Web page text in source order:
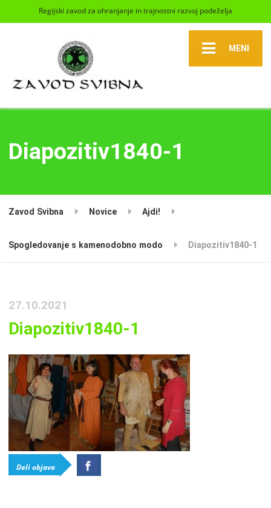
Regijski zavod za ohranjanje in trajnostni razvoj podeželja
MENI
Diapozitiv1840-1
Zavod Svibna Novice Ajdi!
Spogledovanje s kamenodobno modo Diapozitiv1840-1
27.10.2021
Diapozitiv1840-1
Deli objavo